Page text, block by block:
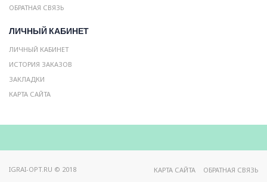
ОБРАТНАЯ СВЯЗЬ
ЛИЧНЫЙ КАБИНЕТ
ЛИЧНЫЙ КАБИНЕТ
ИСТОРИЯ ЗАКАЗОВ
ЗАКЛАДКИ
КАРТА САЙТА
IGRAI-OPT.RU © 2018 КАРТА САЙТА ОБРАТНАЯ СВЯЗЬ